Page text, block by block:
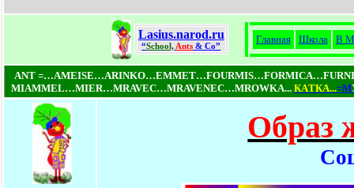
Lasius.narod.ru
“School, Ants & Co”
Главная Школа В
ANT
MIAMMEL…MIER…MRAVEC…MRAVENEC…MROWKA... КAТКA...=М
Образ